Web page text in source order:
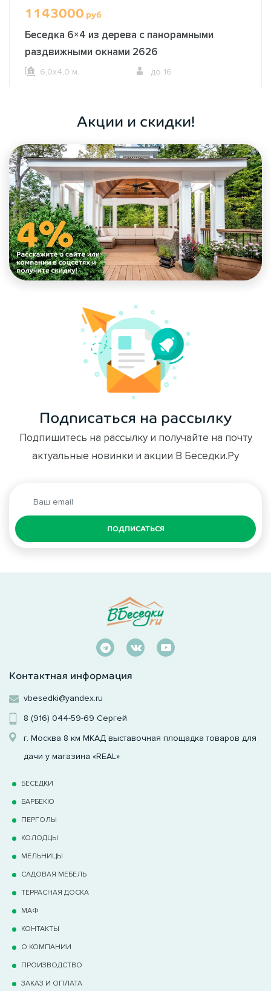
1143000 руб
Беседка 6×4 из дерева с панорамными
раздвижными окнами 2626
6,0х4,0 м. до 16
Акции и скидки!
Подписаться на рассылку
Подпишитесь на рассылку и получайте на почту
актуальные новинки и акции В Беседки.Ру
ПОДПИСАТЬСЯ
Контактная информация
vbesedki@yandex.ru
8 (916) 044-59-69 Сергей
г. Москва 8 км МКАД выставочная площадка товаров для
дачи у магазина «REAL»
БЕСЕДКИ
БАРБЕКЮ
ПЕРГОЛЫ
КОЛОДЦЫ
МЕЛЬНИЦЫ
САДОВАЯ МЕБЕЛЬ
ТЕРРАCНАЯ ДОСКА
МАФ
КОНТАКТЫ
О КОМПАНИИ
ПРОИЗВОДСТВО
ЗАКАЗ И ОПЛАТА